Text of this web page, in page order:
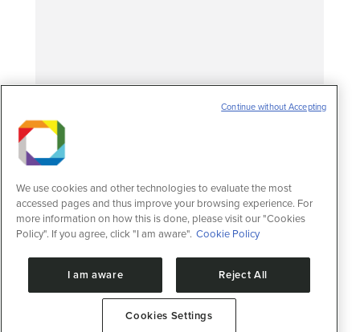
Retorno ao Brasil: Pesquisadora do
CNPEM compartilha trajetória científica
em revista do grupo Nature
Notícias
Artigo publicado na Nature Structural &
Molecular Biology compartilha desafios para
reconstruir uma carreira científica no Brasil,
após experiência no exterior A pesquisadora
Sandra Martha Gomes Dias, do Centro
Nacional de Pesquisa em Energia e
Materiais (CNPEM), foi convidada pela
revista científica Nature Structural &
Molecular Biology para escrever um artigo
We use cookies and other technologies to evaluate the most
accessed pages and thus improve your browsing experience. For
more information on how this is done, please visit our "Cookies
Policy". If you agree, click "I am aware". Cookie Policy
I am aware Reject All
Cookies Settings
Continue without Accepting